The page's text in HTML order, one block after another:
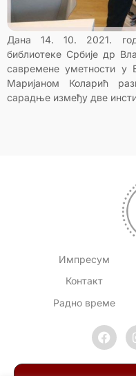
Дана 14. 10. 2021.
библиотеке Србије др
савремене уметности у
Маријаном Коларић
сарадње између две
Импресум
Контакт
Радно време